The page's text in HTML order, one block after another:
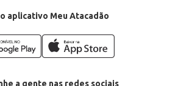
aplicativo Meu Atacadão
a gente nas redes sociais